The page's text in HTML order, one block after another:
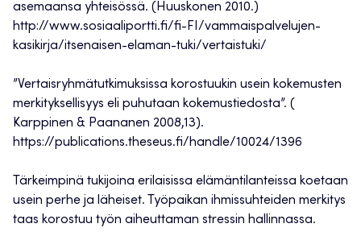
asemaansa yhteisössä. (Huuskonen 2010.)
http://www.sosiaaliportti.fi/fi-FI/vammaispalvelujen-
kasikirja/itsenaisen-elaman-tuki/vertaistuki/
”Vertaisryhmätutkimuksissa korostuukin usein kokemusten
merkityksellisyys eli puhutaan kokemustiedosta”. (
Karppinen & Paananen 2008,13).
https://publications.theseus.fi/handle/10024/1396
Tärkeimpinä tukijoina erilaisissa elämäntilanteissa koetaan
usein perhe ja läheiset. Työpaikan ihmissuhteiden merkitys
taas korostuu työn aiheuttaman stressin hallinnassa.